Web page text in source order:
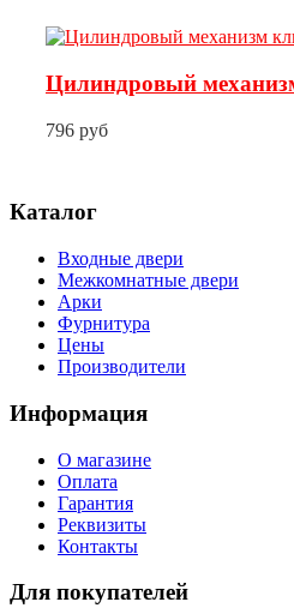
Цилиндровый
796 руб
Каталог
Входные двери
Межкомнатные двери
Арки
Фурнитура
Цены
Производители
Информация
О магазине
Оплата
Гарантия
Реквизиты
Контакты
Для покупателей